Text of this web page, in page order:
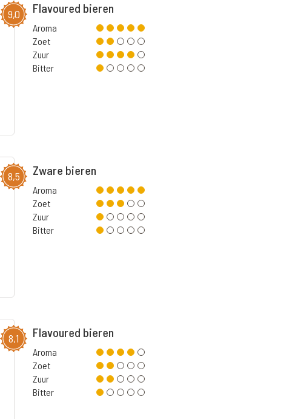
9,0 Flavoured bieren
Aroma
Zoet
Zuur
Bitter
8,5 Zware bieren
Aroma
Zoet
Zuur
Bitter
8,1 Flavoured bieren
Aroma
Zoet
Zuur
Bitter